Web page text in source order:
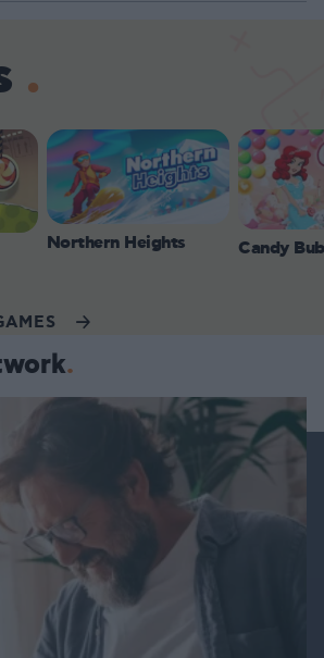
Northern Heights Candy